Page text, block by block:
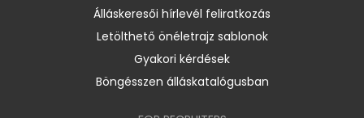
Álláskeresői hírlevél feliratkozás
Letölthető önéletrajz sablonok
Gyakori kérdések
Böngésszen álláskatalógusban